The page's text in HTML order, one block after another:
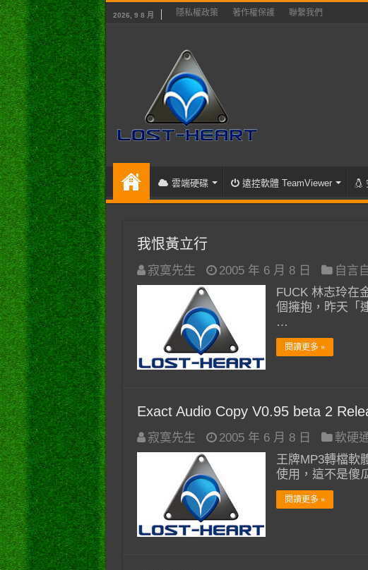
2026, 9 8 月 隱私權政策 著作權保護 聯繫我們
雲端硬碟 遠控軟體 TeamViewer
我恨黃立行
寂寞先生 2005 年 6 月 8 日 自言
FUCK 林志玲在
個擁抱，昨天「
…
閱讀更多 »
Exact Audio Copy V0.95 beta 2
寂寞先生 2005 年 6 月 8 日 軟硬
王牌MP3轉檔軟
使用，這不是傻
閱讀更多 »